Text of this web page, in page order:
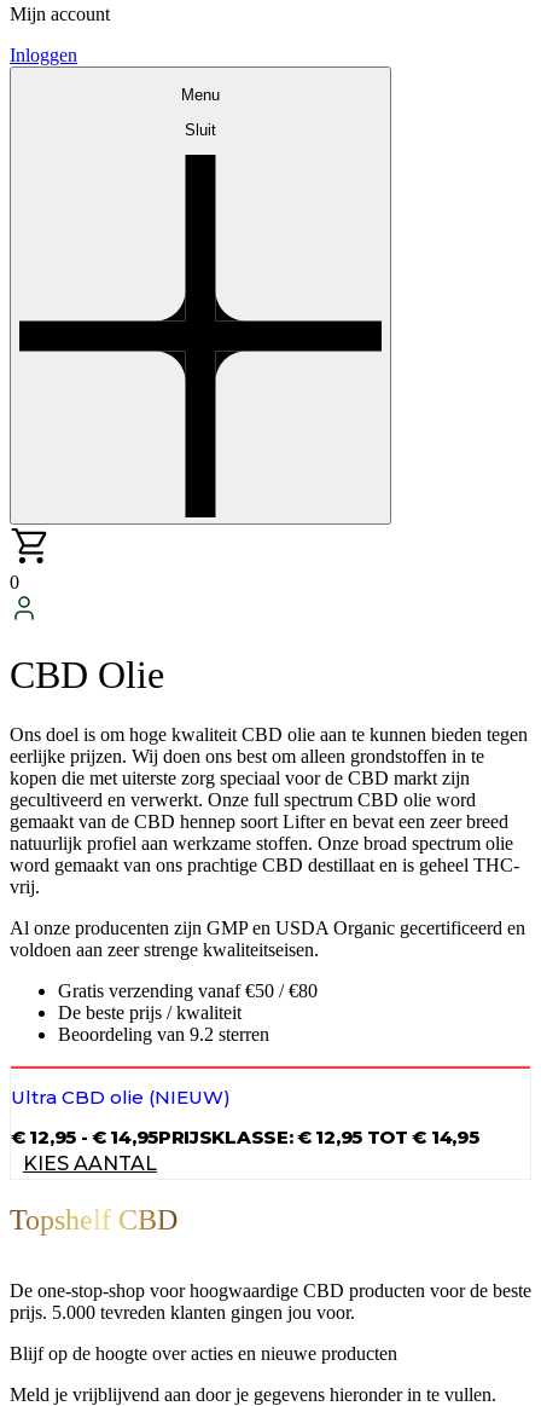
Mijn account
Inloggen
Menu
Sluit
0
CBD Olie
Ons doel is om hoge kwaliteit CBD olie aan te kunnen bieden tegen
eerlijke prijzen. Wij doen ons best om alleen grondstoffen in te
kopen die met uiterste zorg speciaal voor de CBD markt zijn
gecultiveerd en verwerkt. Onze full spectrum CBD olie word
gemaakt van de CBD hennep soort Lifter en bevat een zeer breed
natuurlijk profiel aan werkzame stoffen. Onze broad spectrum olie
word gemaakt van ons prachtige CBD destillaat en is geheel THC-
vrij.
Al onze producenten zijn GMP en USDA Organic gecertificeerd en
voldoen aan zeer strenge kwaliteitseisen.
Gratis verzending vanaf €50 / €80
De beste prijs / kwaliteit
Beoordeling van 9.2 sterren
Ultra CBD olie (NIEUW)
€12,95 - €14,95PRIJSKLASSE: € 12,95 TOT € 14,95
KIES AANTAL
Topshelf CBD
De one-stop-shop voor hoogwaardige CBD producten voor de beste
prijs. 5.000 tevreden klanten gingen jou voor.
Blijf op de hoogte over acties en nieuwe producten
Meld je vrijblijvend aan door je gegevens hieronder in te vullen.